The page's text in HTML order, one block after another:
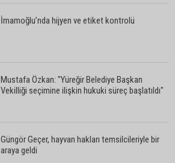
İmamoğlu’nda hijyen ve etiket kontrolü
Mustafa Özkan: "Yüreğir Belediye Başkan
Vekilliği seçimine ilişkin hukuki süreç başlatıldı"
Güngör Geçer, hayvan hakları temsilcileriyle bir
araya geldi